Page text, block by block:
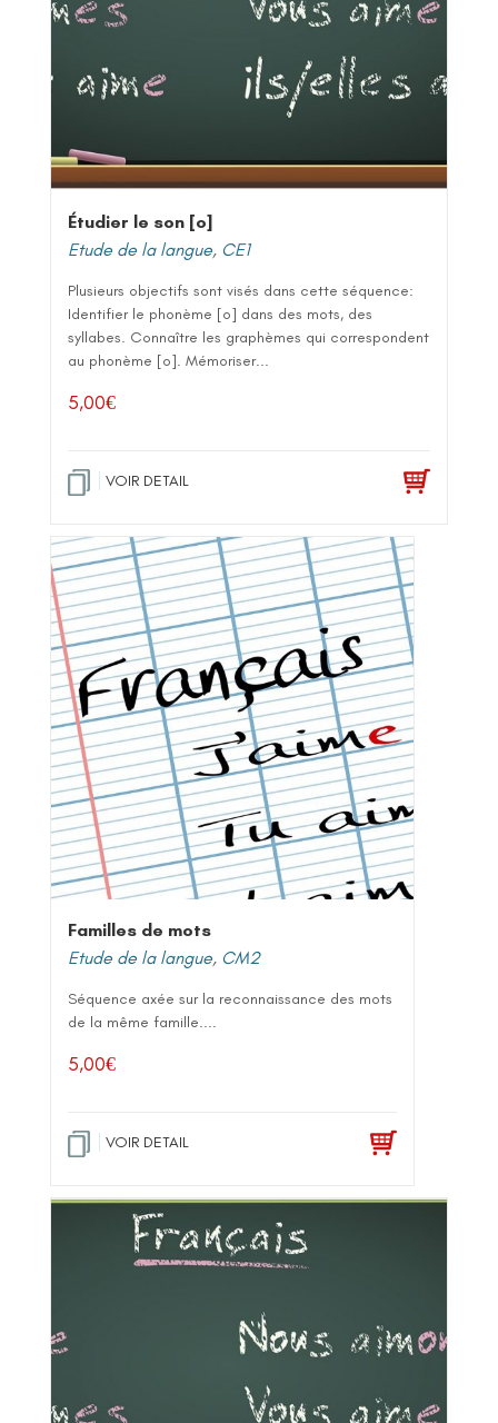
Étudier le son [o]
Etude de la langue, CE1
Plusieurs objectifs sont visés dans cette séquence:
Identifier le phonème [o] dans des mots, des
syllabes. Connaître les graphèmes qui correspondent
au phonème [o]. Mémoriser...
5,00€
VOIR DETAIL
Familles de mots
Etude de la langue, CM2
Séquence axée sur la reconnaissance des mots
de la même famille....
5,00€
VOIR DETAIL